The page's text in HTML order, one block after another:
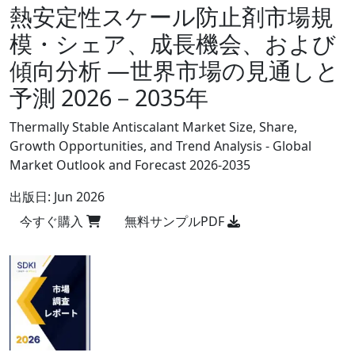
熱安定性スケール防止剤市場規
模・シェア、成長機会、および
傾向分析 ―世界市場の見通しと
予測 2026－2035年
Thermally Stable Antiscalant Market Size, Share,
Growth Opportunities, and Trend Analysis - Global
Market Outlook and Forecast 2026-2035
出版日: Jun 2026
今すぐ購入
無料サンプルPDF